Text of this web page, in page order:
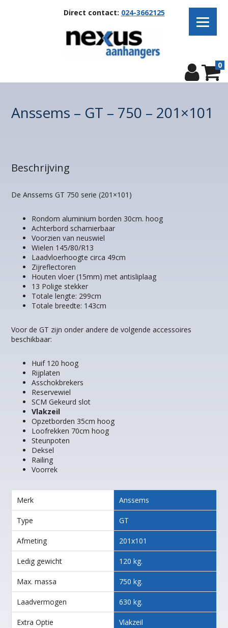
Direct contact: 024-3662125
0
Anssems – GT – 750 – 201×101
Beschrijving
De Anssems GT 750 serie (201×101)
Rondom aluminium borden 30cm. hoog
Achterbord scharnierbaar
Voorzien van neuswiel
Wielen 145/80/R13
Laadvloerhoogte circa 49cm
Zijreflectoren
Houten vloer (15mm) met antisliplaag
13 Polige stekker
Totale lengte: 299cm
Totale breedte: 143cm
Voor de GT zijn onder andere de volgende accessoires
beschikbaar:
Huif 120 hoog
Rijplaten
Asschokbrekers
Reservewiel
SCM Gekeurd slot
Vlakzeil
Opzetborden 35cm hoog
Loofrekken 70cm hoog
Steunpoten
Deksel
Railing
Voorrek
Merk Anssems
Type GT
Afmeting 201x101
Ledig gewicht 120 kg.
Max. massa 750 kg.
Laadvermogen 630 kg.
Extra Optie Vlakzeil